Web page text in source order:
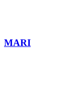
MARI